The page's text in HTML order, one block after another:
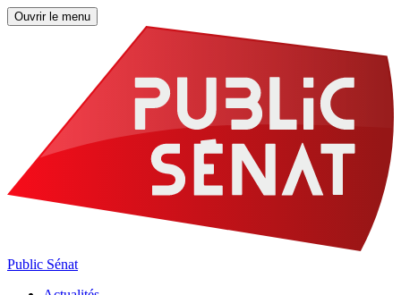
Ouvrir le menu
Public Sénat